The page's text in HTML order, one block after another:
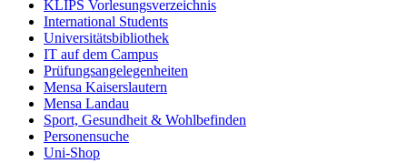
KLIPS Vorlesungsverzeichnis
International Students
Universitätsbibliothek
IT auf dem Campus
Prüfungsangelegenheiten
Mensa Kaiserslautern
Mensa Landau
Sport, Gesundheit & Wohlbefinden
Personensuche
Uni-Shop